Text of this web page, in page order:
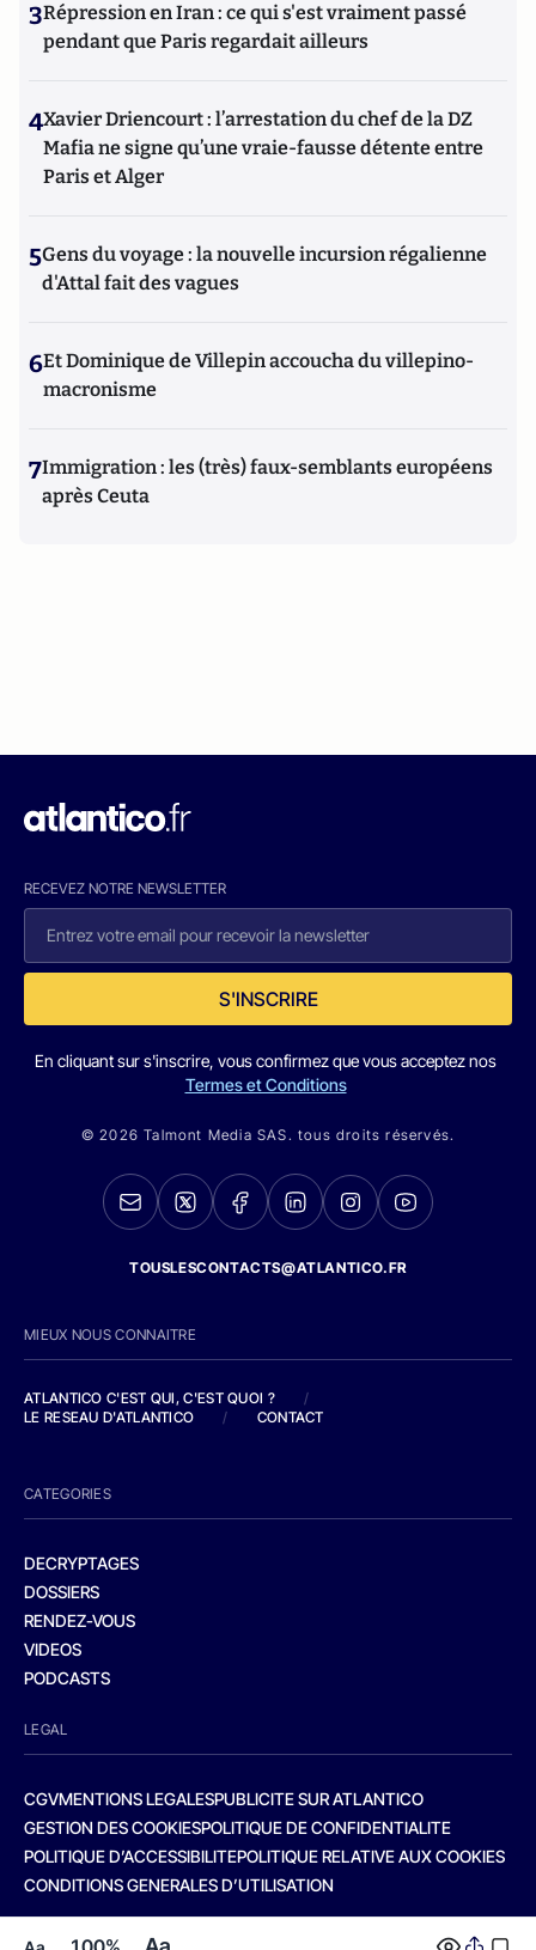
3Répression en Iran : ce qui s'est vraiment passé
pendant que Paris regardait ailleurs
4Xavier Driencourt : l’arrestation du chef de la DZ
Mafia ne signe qu’une vraie-fausse détente entre
Paris et Alger
5Gens du voyage : la nouvelle incursion régalienne
d'Attal fait des vagues
6Et Dominique de Villepin accoucha du villepino-
macronisme
7Immigration : les (très) faux-semblants européens
après Ceuta
RECEVEZ NOTRE NEWSLETTER
S'INSCRIRE
En cliquant sur s'inscrire, vous confirmez que vous acceptez nos
Termes et Conditions
© 2026 Talmont Media SAS. tous droits réservés.
TOUSLESCONTACTS@ATLANTICO.FR
MIEUX NOUS CONNAITRE
ATLANTICO C'EST QUI, C'EST QUOI ?
/
LE RESEAU D'ATLANTICO
/ CONTACT
CATEGORIES
DECRYPTAGES
DOSSIERS
RENDEZ-VOUS
VIDEOS
PODCASTS
LEGAL
CGVMENTIONS LEGALESPUBLICITE SUR ATLANTICO
GESTION DES COOKIESPOLITIQUE DE CONFIDENTIALITE
POLITIQUE D’ACCESSIBILITEPOLITIQUE RELATIVE AUX COOKIES
CONDITIONS GENERALES D’UTILISATION